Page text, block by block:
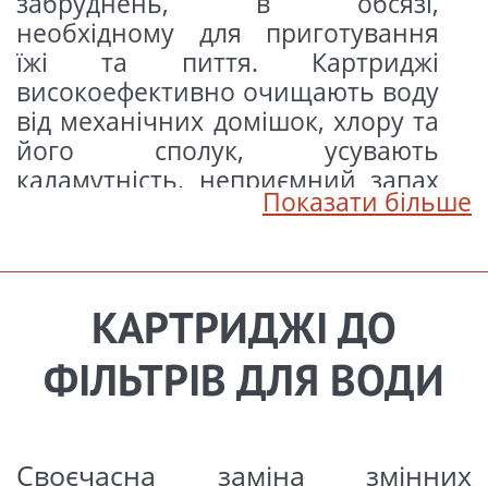
необхідному для приготування
їжі та пиття. Картриджі
високоефективно очищають воду
від механічних домішок, хлору та
його сполук, усувають
каламутність, неприємний запах
та смак, знижують вміст у воді
металів, трихлорметану та інших
картриджів для системи
очищення води «Бриз Гарант №4
Стандарт» складається з трьох
очищення води:
Показати більше
КАРТРИДЖІ ДО
ФІЛЬТРІВ ДЛЯ ВОДИ
Своєчасна заміна змінних